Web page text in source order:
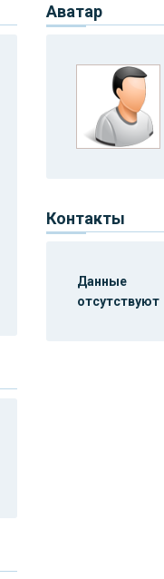
Аватар
Контакты
Данные
отсутствуют